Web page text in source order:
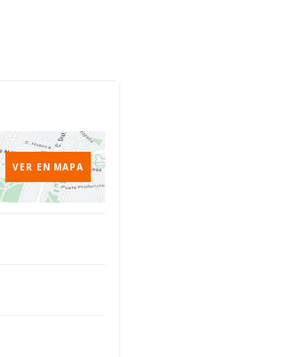
VER EN MAPA